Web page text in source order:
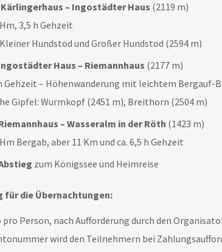
Kärlingerhaus – Ingostädter Haus (2119 m)
3,5 h Gehzeit
Hundstod und Großer Hundstod (2594 m)
Haus – Riemannhaus (2177 m)
Gehzeit – Höhenwanderung mit leichtem Bergauf-
Gipfel: Wurmkopf (2451 m), Breithorn (2504 m)
– Wasseralm in der Röth (1423 m)
Bergab, aber 11 Km und ca. 6,5 h Gehzeit
zum Königssee und Heimreise
für die Übernachtungen:
pro Person, nach Aufforderung durch den
wird den Teilnehmern bei